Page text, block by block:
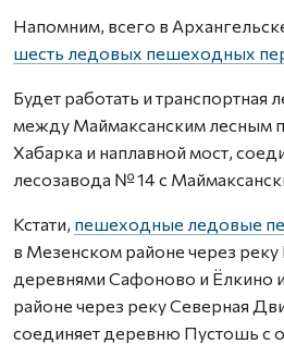
Напомним, всего в
шесть ледовых пешеходных
Будет работать и транспортная
между Маймаксанским лесным
Хабарка и наплавной мост,
лесозавода № 14 с
Кстати, пешеходные ледовые
в Мезенском районе через
деревнями Сафоново и Ёлкино
районе через реку Северная
соединяет деревню Пустошь с